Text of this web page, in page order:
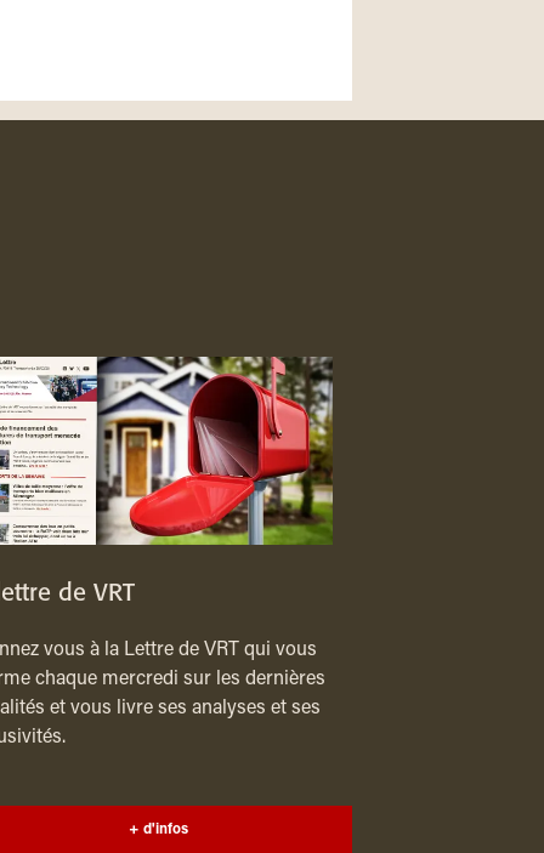
de VRT
vous à la Lettre de VRT qui vous
chaque mercredi sur les dernières
et vous livre ses analyses et ses
+ d'infos